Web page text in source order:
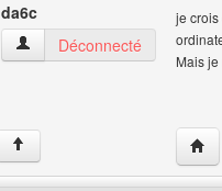
da6c
da6c Voir le profil de
Déconnecté
je
Mais je
↑